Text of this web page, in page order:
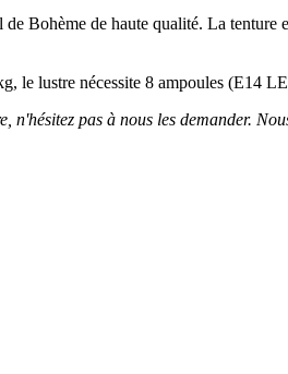
Bohème de haute qualité. La
le lustre nécessite 8 ampoules (E14
pas à nous les demander.